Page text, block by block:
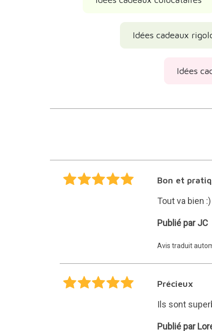
Idées cadeaux
Idées
Bon et
Tout va bien :)
JC
Publié par JC
Avis traduit
Précieux
Ils sont
Loreto
Publié par